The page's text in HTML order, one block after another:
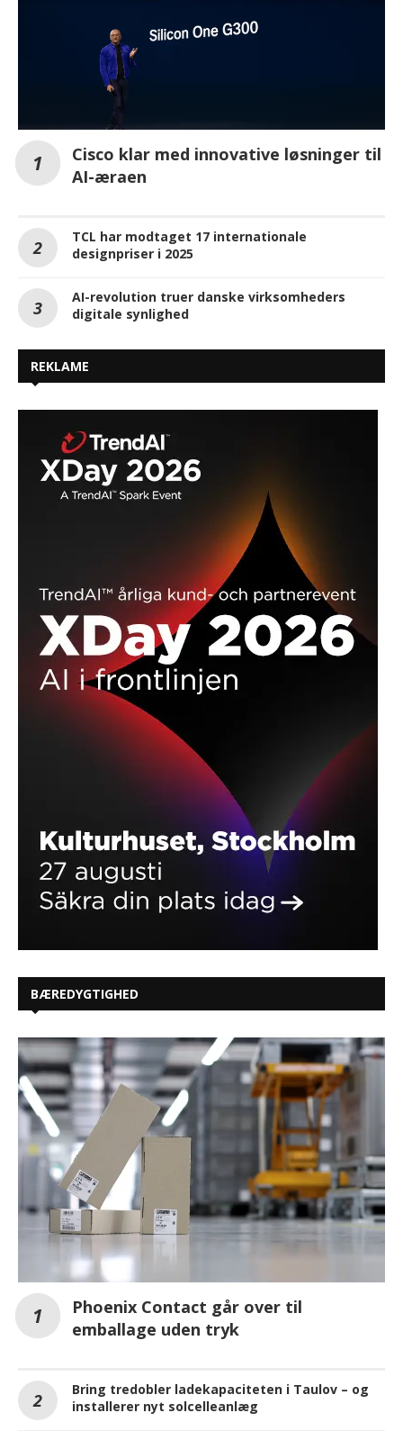
Cisco klar med innovative løsninger til
AI-æraen
TCL har modtaget 17 internationale
designpriser i 2025
AI-revolution truer danske virksomheders
digitale synlighed
REKLAME
BÆREDYGTIGHED
Phoenix Contact går over til
emballage uden tryk
Bring tredobler ladekapaciteten i Taulov – og
installerer nyt solcelleanlæg